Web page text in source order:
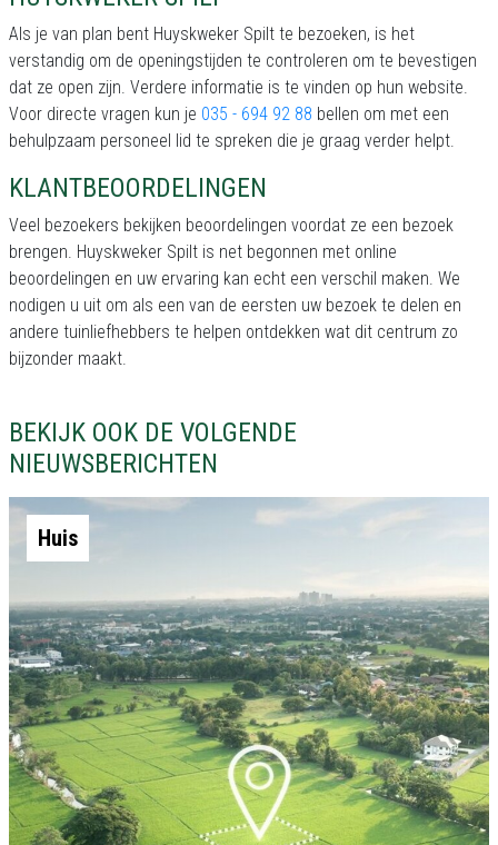
Als je van plan bent Huyskweker Spilt te bezoeken, is het
verstandig om de openingstijden te controleren om te bevestigen
dat ze open zijn. Verdere informatie is te vinden op hun website.
Voor directe vragen kun je 035 - 694 92 88 bellen om met een
behulpzaam personeel lid te spreken die je graag verder helpt.
KLANTBEOORDELINGEN
Veel bezoekers bekijken beoordelingen voordat ze een bezoek
brengen. Huyskweker Spilt is net begonnen met online
beoordelingen en uw ervaring kan echt een verschil maken. We
nodigen u uit om als een van de eersten uw bezoek te delen en
andere tuinliefhebbers te helpen ontdekken wat dit centrum zo
bijzonder maakt.
BEKIJK OOK DE VOLGENDE
NIEUWSBERICHTEN
Huis